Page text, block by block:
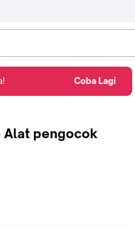
Alat pengocok
Coba Lagi